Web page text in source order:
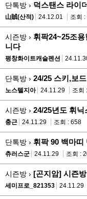
단톡방 › 덕스탠스 라이
山賊(산적)
24.12.01 조회
시즌방 › 휘팍24~25조
니다
평창화이트캐슬펜션
단톡방 › 24/25 스키,보
노스텔지아 24.11.29 조회
시즌방 › 24/25년도 휘
충근 24.11.29 조회 : 658
단톡방 › 휘팍 90 백마띠
츄러스군 24.11.29 조회 :
시즌방 › [곤지암] 시즌
세미프로_821353 24.11.29